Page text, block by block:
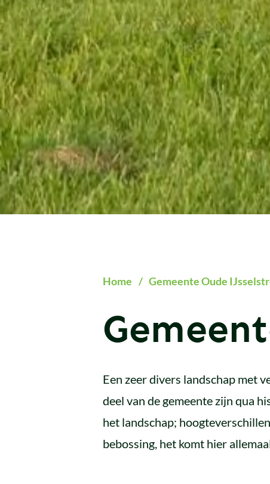
Home / Gemeente Oude
Een zeer divers landschap met
deel van de gemeente zijn qua
het landschap;
bebossing, het komt hier